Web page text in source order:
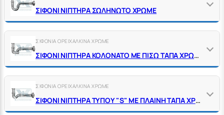
ΣΙΦΟΝΙ ΝΙΠΤΗΡΑ ΣΩΛΗΝΩΤΟ ΧΡΩΜΕ
ΣΙΦΟΝΙΑ ΟΡΕΙΧΑΛΚΙΝΑ ΧΡΩΜΕ
ΣΙΦΟΝΙ ΝΙΠΤΗΡΑ ΚΟΛΟΝΑΤΟ ΜΕ ΠΙΣΩ ΤΑΠΑ ΧΡΩΜΕ
ΣΙΦΟΝΙΑ ΟΡΕΙΧΑΛΚΙΝΑ ΧΡΩΜΕ
ΣΙΦΟΝΙ ΝΙΠΤΗΡΑ ΤΥΠΟΥ "S" ΜΕ ΠΛΑΙΝΗ ΤΑΠΑ ΧΡΩΜΕ